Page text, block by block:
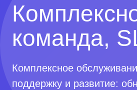
команда,
Комплексное
поддержку и развитие: